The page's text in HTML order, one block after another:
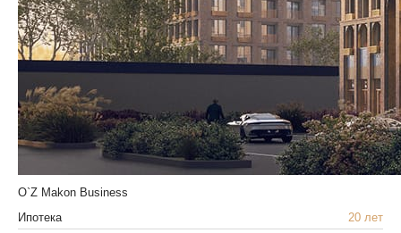
O`Z Makon Business
Ипотека
20 лет